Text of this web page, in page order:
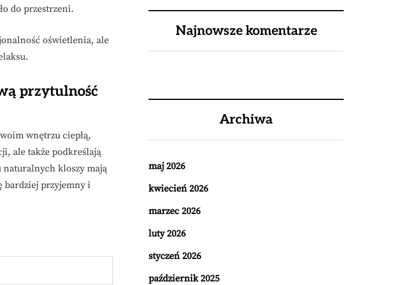
do przestrzeni.
oświetlenia, ale
przytulność
wnętrzu ciepłą,
ale także podkreślają
kloszy mają
bardziej przyjemny i
Najnowsze komentarze
Archiwa
maj 2026
kwiecień 2026
marzec 2026
luty 2026
styczeń 2026
październik 2025